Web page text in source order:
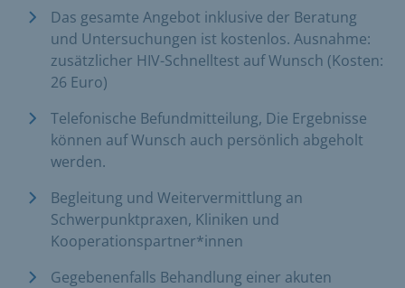
Das gesamte Angebot inklusive der Beratung
und Untersuchungen ist kostenlos. Ausnahme:
zusätzlicher HIV-Schnelltest auf Wunsch (Kosten:
26 Euro)
Telefonische Befundmitteilung, Die Ergebnisse
können auf Wunsch auch persönlich abgeholt
werden.
Begleitung und Weitervermittlung an
Schwerpunktpraxen, Kliniken und
Kooperationspartner*innen
Gegebenenfalls Behandlung einer akuten